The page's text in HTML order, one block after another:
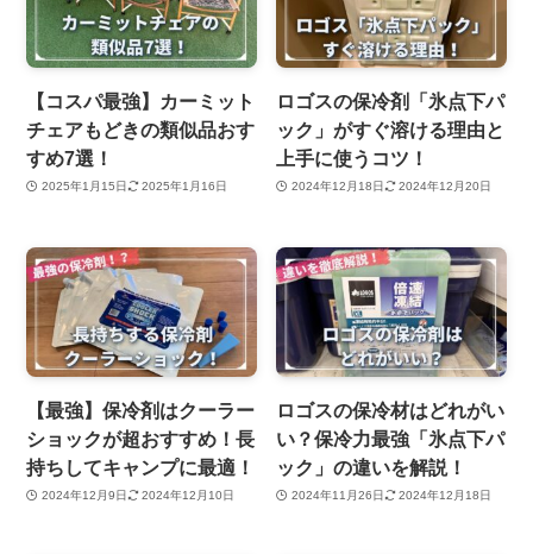
【コスパ最強】カーミット
チェアもどきの類似品おす
すめ7選！
2025年1月15日 2025年1月16日
ロゴスの保冷剤「氷点下パ
ック」がすぐ溶ける理由と
上手に使うコツ！
2024年12月18日 2024年12月20日
【最強】保冷剤はクーラー
ショックが超おすすめ！長
持ちしてキャンプに最適！
2024年12月9日 2024年12月10日
ロゴスの保冷材はどれがい
い？保冷力最強「氷点下パ
ック」の違いを解説！
2024年11月26日 2024年12月18日